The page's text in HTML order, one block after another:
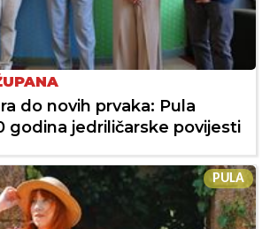
do novih prvaka: Pula
godina jedriličarske povijesti
PULA